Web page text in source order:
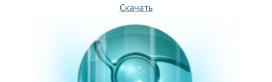
Скачать